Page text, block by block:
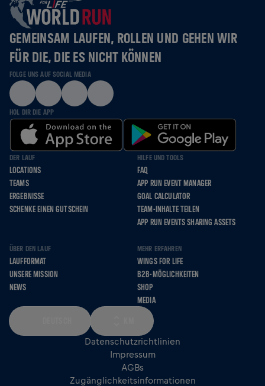
GEMEINSAM LAUFEN, ROLLEN UND GEHEN WIR
FÜR DIE, DIE ES NICHT KÖNNEN
FOLGE UNS AUF SOCIAL MEDIA
HOL DIR DIE APP
DER LAUF
LOCATIONS
TEAMS
ERGEBNISSE
SCHENKE EINEN GUTSCHEIN
HILFE UND TOOLS
FAQ
APP RUN EVENT MANAGER
GOAL CALCULATOR
TEAM-INHALTE TEILEN
APP RUN EVENTS SHARING ASSETS
ÜBER DEN LAUF
LAUFFORMAT
UNSERE MISSION
NEWS
MEHR ERFAHREN
WINGS FOR LIFE
B2B-MÖGLICHKEITEN
SHOP
MEDIA
Datenschutzrichtlinien
Impressum
AGBs
Zugänglichkeitsinformationen